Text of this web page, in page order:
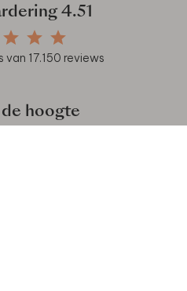
4.51
van 17.150 reviews
hoogte